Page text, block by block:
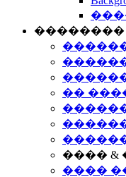
��������
��
����
����